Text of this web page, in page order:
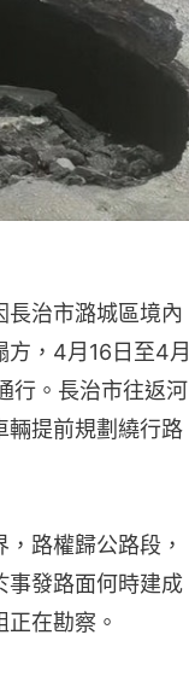
長治市潞城區境內
，4月16日至4月
行。長治市往返河
輛提前規劃繞行路
路權歸公路段，
事發路面何時建成
在勘察。